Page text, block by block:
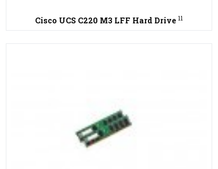
Cisco UCS C220 M3 LFF Hard Drive 11